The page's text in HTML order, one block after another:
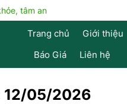
tâm an
Trang chủ Giới thiệu
Báo Giá
Liên hệ
12/05/2026